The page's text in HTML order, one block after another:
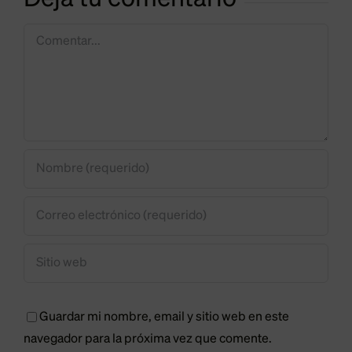
Chocolate,
Comentar
Guardar mi nombre, email y sitio web en este
navegador para la próxima vez que comente.